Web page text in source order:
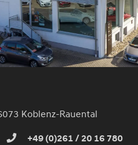
Koblenz-Rauental
+49 (0)261 / 20 16 780